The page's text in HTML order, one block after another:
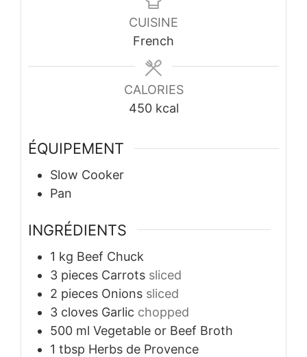
CUISINE
French
CALORIES
450 kcal
ÉQUIPEMENT
Slow Cooker
Pan
INGRÉDIENTS
1 kg Beef Chuck
3 pieces Carrots sliced
2 pieces Onions sliced
3 cloves Garlic chopped
500 ml Vegetable or Beef Broth
1 tbsp Herbs de Provence